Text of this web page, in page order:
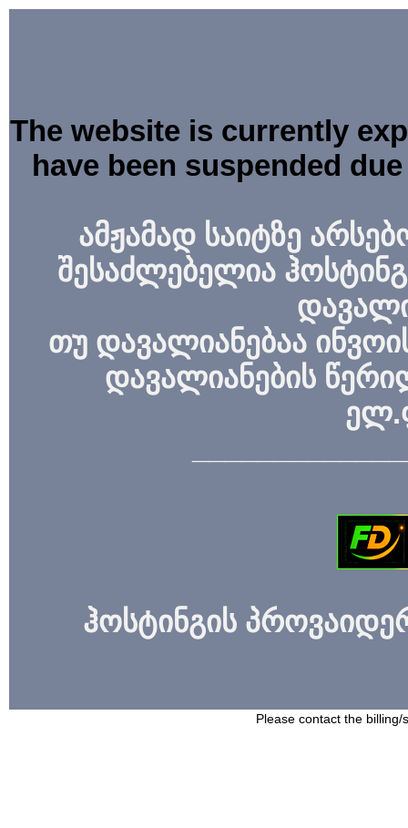
The website is currently
have been suspended
ამჟამად საიტზე
შესაძლებელია
თუ დავალიანებაა
დავალიანების
ჰოსტინგის
Please contact the